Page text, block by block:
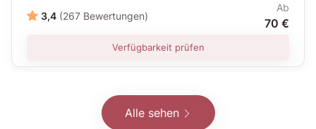
3,4 (267 Bewertungen)
Ab
70 €
Verfügbarkeit prüfen
Alle sehen